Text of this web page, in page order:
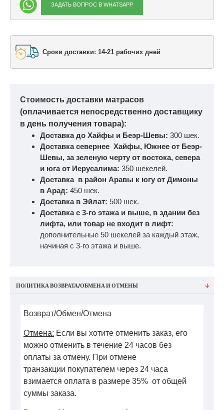
ЗАДАТЬ ВОПРОС В WHATSAPP
Сроки доставки: 14-21 рабочих дней
Стоимость доставки матрасов
(оплачивается непосредственно доставщику
в день получения товара):
Доставка до Хайфы и Беэр-Шевы: 300 шек.
Доставка севернее Хайфы, Южнее от Беэр-
Шевы, за зеленую черту от востока, севера
и юга от Иерусалима: 350 шекелей.
Доставка в район Аравы к югу от Димоны
в Арад: 450 шек.
Доставка в Эйлат: 500 шек.
Доставка с 3-го этажа и выше, в здании без
лифта, или товар не входит в лифт:
дополнительные 50 шекелей за каждый этаж,
начиная с 3-го этажа и выше.
ПОЛИТИКА ВОЗВРАТА/ОБМЕНА И ОТМЕНЫ
Возврат/Обмен/Отмена
Отмена: Если вы хотите отменить заказ, его
можно отменить в течение 24 часов без
оплаты за отмену. При отмене
транзакции покупателем через 24 часа
взимается оплата в размере 35% от общей
суммы заказа.